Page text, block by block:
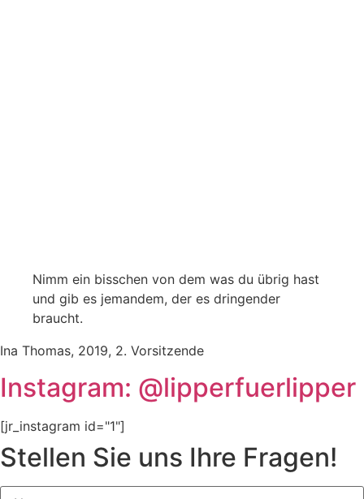
Nimm ein bisschen von dem was du übrig hast
und gib es jemandem, der es dringender
braucht.
Ina Thomas, 2019, 2. Vorsitzende
Instagram: @lipperfuerlipper
[jr_instagram id="1"]
Stellen Sie uns Ihre Fragen!